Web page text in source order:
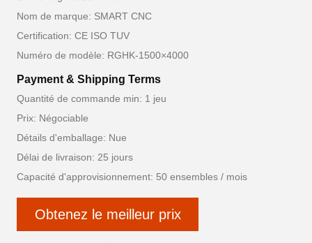
Nom de marque: SMART CNC
Certification: CE ISO TUV
Numéro de modèle: RGHK-1500×4000
Payment & Shipping Terms
Quantité de commande min: 1 jeu
Prix: Négociable
Détails d'emballage: Nue
Délai de livraison: 25 jours
Capacité d'approvisionnement: 50 ensembles / mois
Obtenez le meilleur prix